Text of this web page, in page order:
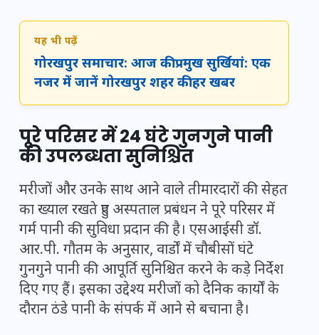
यह भी पढ़ें
गोरखपुर समाचार: आज की प्रमुख सुर्खियां: एक
नजर में जानें गोरखपुर शहर की हर खबर
पूरे परिसर में 24 घंटे गुनगुने पानी
की उपलब्धता सुनिश्चित
मरीजों और उनके साथ आने वाले तीमारदारों की सेहत
का ख्याल रखते हुए अस्पताल प्रबंधन ने पूरे परिसर में
गर्म पानी की सुविधा प्रदान की है। एसआईसी डॉ.
आर.पी. गौतम के अनुसार, वार्डों में चौबीसों घंटे
गुनगुने पानी की आपूर्ति सुनिश्चित करने के कड़े निर्देश
दिए गए हैं। इसका उद्देश्य मरीजों को दैनिक कार्यों के
दौरान ठंडे पानी के संपर्क में आने से बचाना है।